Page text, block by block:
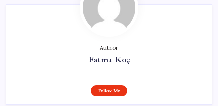
Author
Fatma Koç
Follow Me